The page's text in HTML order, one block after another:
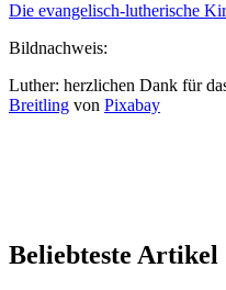
Die evangelisch-lutherische
Bildnachweis:
Luther: herzlichen Dank für
Breitling von Pixabay
Beliebteste Artikel